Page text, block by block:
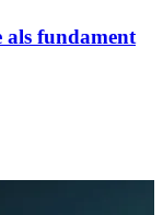
als fundament